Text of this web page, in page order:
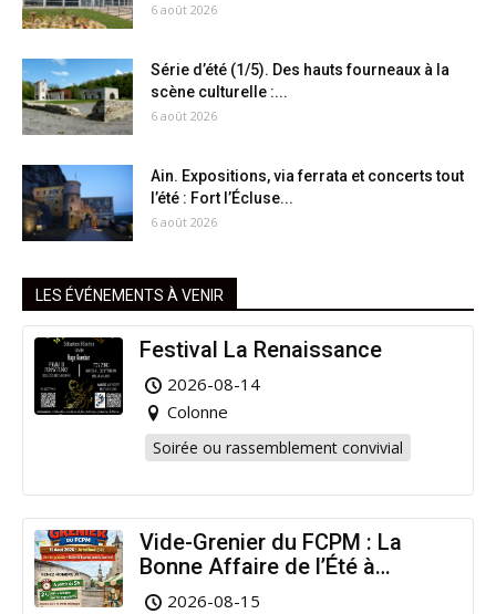
6 août 2026
Série d’été (1/5). Des hauts fourneaux à la
scène culturelle :...
6 août 2026
Ain. Expositions, via ferrata et concerts tout
l’été : Fort l’Écluse...
6 août 2026
LES ÉVÉNEMENTS À VENIR
Festival La Renaissance
2026-08-14
Colonne
Soirée ou rassemblement convivial
Vide-Grenier du FCPM : La
Bonne Affaire de l’Été à
Arinthod !
2026-08-15